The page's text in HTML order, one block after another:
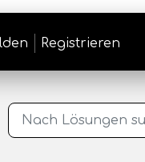
Registrieren